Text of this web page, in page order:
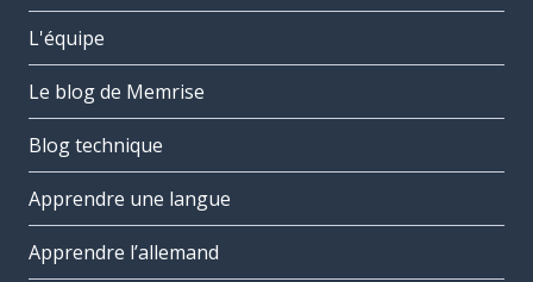
L'équipe
Le blog de Memrise
Blog technique
Apprendre une langue
Apprendre l’allemand